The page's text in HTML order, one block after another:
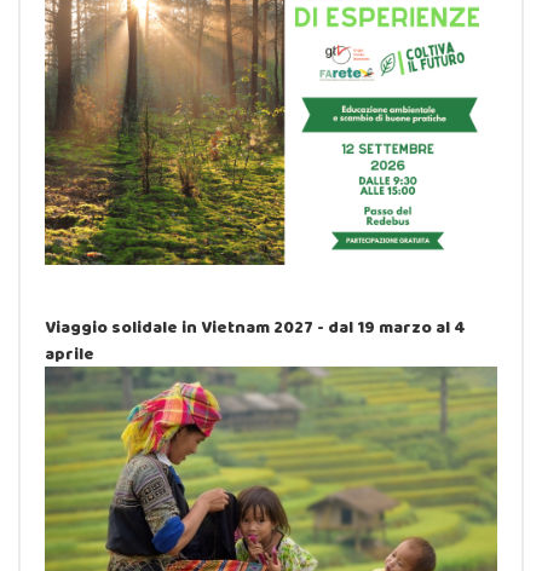
Viaggio solidale in Vietnam 2027 - dal 19 marzo al 4
aprile